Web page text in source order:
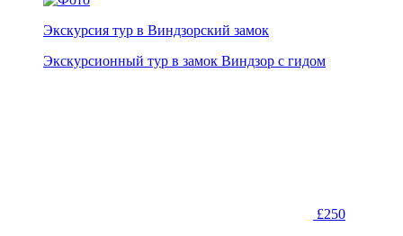
Экскурсия тур в Виндзорский замок
Экскурсионный тур в замок Виндзор с гидом
£250